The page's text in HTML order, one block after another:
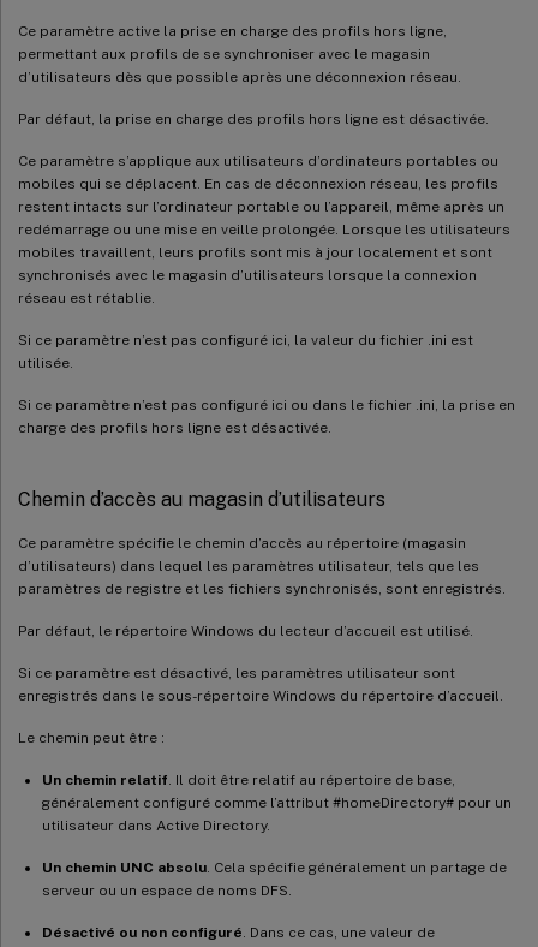
Ce paramètre active la prise en charge des profils hors ligne,
permettant aux profils de se synchroniser avec le magasin
d’utilisateurs dès que possible après une déconnexion réseau.
Par défaut, la prise en charge des profils hors ligne est désactivée.
Ce paramètre s’applique aux utilisateurs d’ordinateurs portables ou
mobiles qui se déplacent. En cas de déconnexion réseau, les profils
restent intacts sur l’ordinateur portable ou l’appareil, même après un
redémarrage ou une mise en veille prolongée. Lorsque les utilisateurs
mobiles travaillent, leurs profils sont mis à jour localement et sont
synchronisés avec le magasin d’utilisateurs lorsque la connexion
réseau est rétablie.
Si ce paramètre n’est pas configuré ici, la valeur du fichier .ini est
utilisée.
Si ce paramètre n’est pas configuré ici ou dans le fichier .ini, la prise en
charge des profils hors ligne est désactivée.
Chemin d’accès au magasin d’utilisateurs
Ce paramètre spécifie le chemin d’accès au répertoire (magasin
d’utilisateurs) dans lequel les paramètres utilisateur, tels que les
paramètres de registre et les fichiers synchronisés, sont enregistrés.
Par défaut, le répertoire Windows du lecteur d’accueil est utilisé.
Si ce paramètre est désactivé, les paramètres utilisateur sont
enregistrés dans le sous-répertoire Windows du répertoire d’accueil.
Le chemin peut être :
Un chemin relatif . Il doit être relatif au répertoire de base,
généralement configuré comme l’attribut #homeDirectory# pour un
utilisateur dans Active Directory.
Un chemin UNC absolu . Cela spécifie généralement un partage de
serveur ou un espace de noms DFS.
Désactivé ou non configuré . Dans ce cas, une valeur de